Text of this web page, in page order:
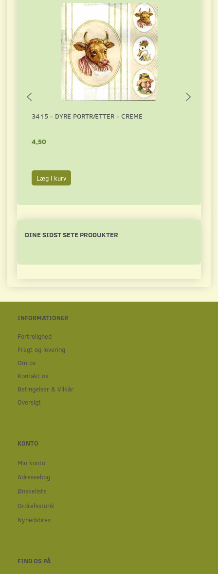
3415 - DYRE PORTRÆTTER - CREME
4,50
Læg i kurv
DINE SIDST SETE PRODUKTER
INFORMATIONER
Fortrolighed
Fragt og levering
Om os
Kontakt os
Betingelser & Vilkår
Oversigt
KONTO
Min konto
Adressebog
Ønskeliste
Ordrehistorik
Nyhedsbrev
FIND OS PÅ